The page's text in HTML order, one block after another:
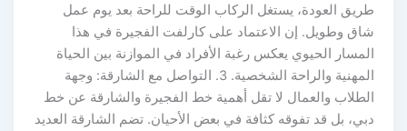
طريق العودة، يستغل الركاب الوقت للراحة بعد يوم عمل
شاق وطويل. إن الاعتماد على كارلفت الفجيرة في هذا
المسار الحيوي يعكس رغبة الأفراد في الموازنة بين الحياة
المهنية والراحة الشخصية. 3. التواصل مع الشارقة: وجهة
الطلاب والعمال لا تقل أهمية خط الفجيرة والشارقة عن خط
دبي، بل قد تفوقه كثافة في بعض الأحيان. تضم الشارقة العديد